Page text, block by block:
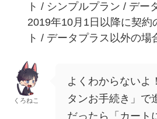
ト / シンプルプラン / デー
2019年10月1日以降に契約
ト / データプラス以外の場
くろねこ
よくわからないよ
タンお手続き」で
だったら「カート